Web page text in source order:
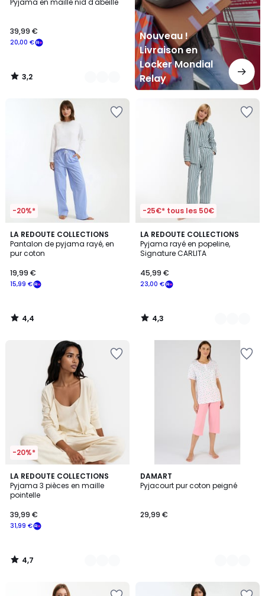
Pyjama en maille nid d'abeille
20,00 €
39,99 €
Couleurs
3,2
/
Nouveau !
Livraison en
Locker Mondial
Relay
-20%*
LA REDOUTE COLLECTIONS
Pantalon de pyjama rayé, en
pur coton
15,99 €
19,99 €
4,4
/ 5
4,4
/
-25€* tous les 50€
LA REDOUTE COLLECTIONS
Pyjama rayé en popeline,
Signature CARLITA
23,00 €
45,99 €
4,3
/ 5
2
Couleurs
4,3
/
-20%*
LA REDOUTE COLLECTIONS
Pyjama 3 pièces en maille
pointelle
31,99 €
39,99 €
4,7
/ 5
2
Couleurs
4,7
/
DAMART
Pyjacourt pur coton peigné
29,99 €
2
Couleurs